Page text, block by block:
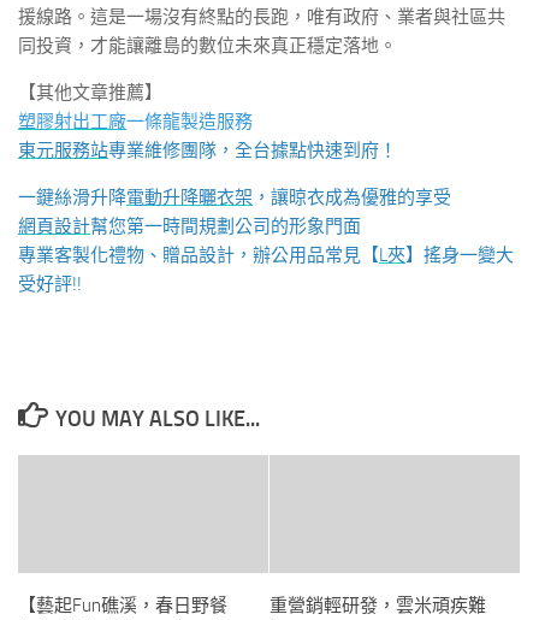
援線路。這是一場沒有終點的長跑，唯有政府、業者與社區共
同投資，才能讓離島的數位未來真正穩定落地。
【其他文章推薦】
塑膠射出工廠一條龍製造服務
東元服務站專業維修團隊，全台據點快速到府！
一鍵絲滑升降電動升降曬衣架 ，讓晾衣成為優雅的享受
網頁設計幫您第一時間規劃公司的形象門面
專業客製化禮物、贈品設計，辦公用品常見【L夾】搖身一變大
受好評!!
YOU MAY ALSO LIKE...
【藝起Fun礁溪，春日野餐
重營銷輕研發，雲米頑疾難